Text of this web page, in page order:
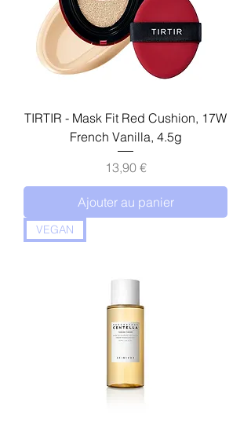
TIRTIR - Mask Fit Red Cushion, 17W
French Vanilla, 4.5g
Prix
13,90 €
Ajouter au panier
VEGAN